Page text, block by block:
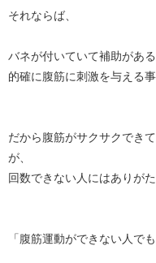
それならば、
バネが付いていて補助があ
的確に腹筋に刺激を与える
だから腹筋がサクサクでき
が、
回数できない人にはありが
「腹筋運動ができない人で